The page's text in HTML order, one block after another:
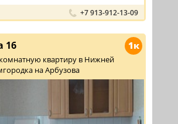
+7 913-912-13-09
1к
16
квартиру в Нижней
на Арбузова